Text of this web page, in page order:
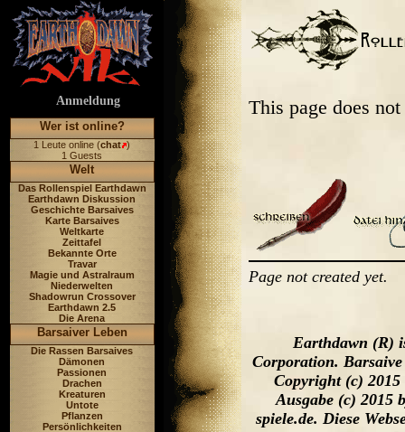
Anmeldung
Wer ist online?
1 Leute online (chat )
1 Guests
Welt
Das Rollenspiel Earthdawn
Earthdawn Diskussion
Geschichte Barsaives
Karte Barsaives
Weltkarte
Zeittafel
Bekannte Orte
Travar
Magie und Astralraum
Niederwelten
Shadowrun Crossover
Earthdawn 2.5
Die Arena
Barsaiver Leben
Die Rassen Barsaives
Dämonen
Passionen
Drachen
Kreaturen
Untote
Pflanzen
Persönlichkeiten
This page does
Page not created yet.
Earthdawn (R)
Corporation.
Copyright (c)
Ausgabe (c) 2015
spiele.de. Diese